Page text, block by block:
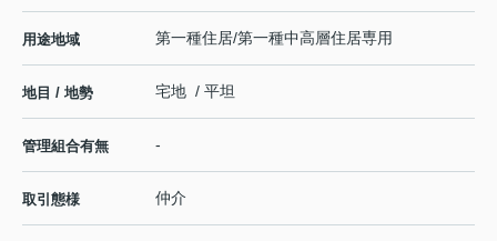
用途地域 第一種住居/第一種中高層住居専用
地目 / 地勢 宅地 / 平坦
管理組合有無 -
取引態様 仲介